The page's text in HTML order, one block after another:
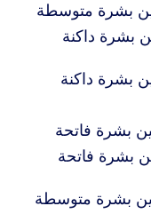
بشرة متوسطة
بشرة داكنة
بشرة داكنة
بشرة فاتحة
بشرة فاتحة
بشرة متوسطة